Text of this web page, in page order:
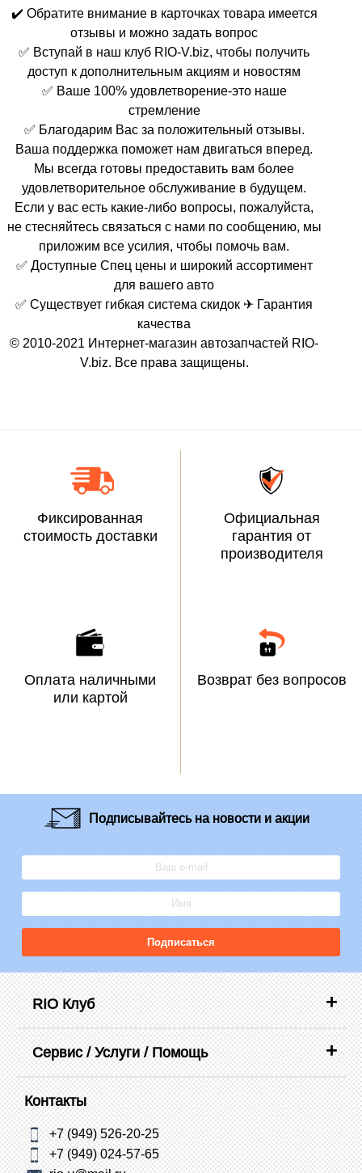
✔️ Обратите внимание в карточках товара имеется
отзывы и можно задать вопрос
✅ Вступай в наш клуб RIO-V.biz, чтобы получить
доступ к дополнительным акциям и новостям
✅ Ваше 100% удовлетворение-это наше
стремление
✅ Благодарим Вас за положительный отзывы.
Ваша поддержка поможет нам двигаться вперед.
Мы всегда готовы предоставить вам более
удовлетворительное обслуживание в будущем.
Если у вас есть какие-либо вопросы, пожалуйста,
не стесняйтесь связаться с нами по сообщению, мы
приложим все усилия, чтобы помочь вам.
✅ Доступные Спец цены и широкий ассортимент
для вашего авто
✅ Существует гибкая система скидок ✈ Гарантия
качества
© 2010-2021 Интернет-магазин автозапчастей RIO-
V.biz. Все права защищены.
Фиксированная
стоимость доставки
Официальная
гарантия от
производителя
Оплата наличными
или картой
Возврат без вопросов
Подписывайтесьна новости и акции
Подписаться
RIO Клуб
Сервис / Услуги / Помощь
Контакты
+7 (949) 526-20-25
+7 (949) 024-57-65